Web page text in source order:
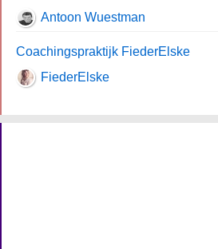
Antoon Wuestman
Coachingspraktijk FiederElske
FiederElske